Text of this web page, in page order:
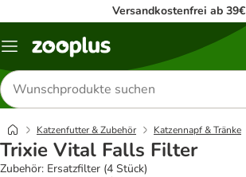
Versandkostenfrei ab 39€
Menü
Produkte
suchen
Katzenfutter & Zubehör Katzennapf & Tränke
Trixie Vital Falls Filter
Zubehör: Ersatzfilter (4 Stück)